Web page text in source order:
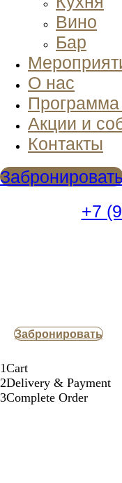
Вино
Бар
О нас
Акции и
Контакты
+7
Забронировать
1Cart
2Delivery & Payment
3Complete Order